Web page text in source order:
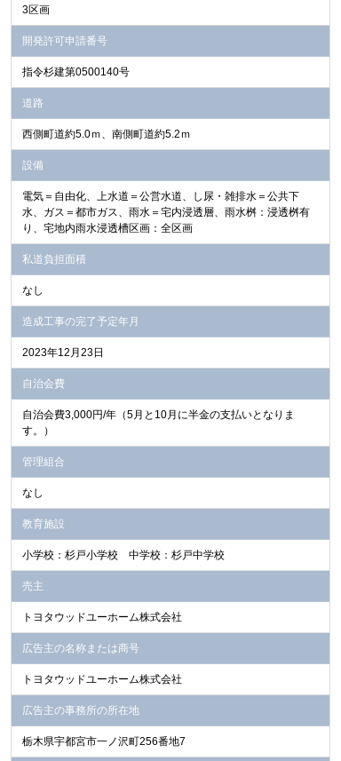
3区画
開発許可申請番号
指令杉建第0500140号
道路
西側町道約5.0ｍ、南側町道約5.2ｍ
設備
電気＝自由化、上水道＝公営水道、し尿・雑排水＝公共下
水、ガス＝都市ガス、雨水＝宅内浸透層、雨水桝：浸透桝有
り、宅地内雨水浸透槽区画：全区画
私道負担面積
なし
造成工事の完了予定年月
2023年12月23日
自治会費
自治会費3,000円/年（5月と10月に半金の支払いとなりま
す。）
管理組合
なし
教育施設
小学校：杉戸小学校 中学校：杉戸中学校
売主
トヨタウッドユーホーム株式会社
広告主の名称または商号
トヨタウッドユーホーム株式会社
広告主の事務所の所在地
栃木県宇都宮市一ノ沢町256番地7